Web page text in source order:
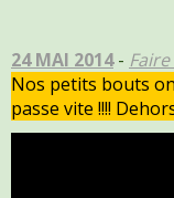
24 MAI 2014-
Nos petits bouts
passe vite !!!!